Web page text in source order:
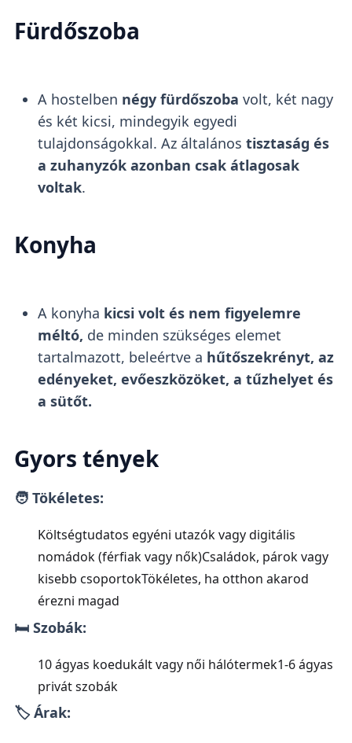
Fürdőszoba
A hostelben négy fürdőszoba volt, két nagy
és két kicsi, mindegyik egyedi
tulajdonságokkal. Az általános tisztaság és
a zuhanyzók azonban csak átlagosak
voltak.
Konyha
A konyha kicsi volt és nem figyelemre
méltó, de minden szükséges elemet
tartalmazott, beleértve a hűtőszekrényt, az
edényeket, evőeszközöket, a tűzhelyet és
a sütőt.
Gyors tények
🧑 Tökéletes:
Költségtudatos egyéni utazók vagy digitális
nomádok (férfiak vagy nők)Családok, párok vagy
kisebb csoportokTökéletes, ha otthon akarod
érezni magad
🛏️ Szobák:
10 ágyas koedukált vagy női hálótermek1-6 ágyas
privát szobák
🏷️ Árak: